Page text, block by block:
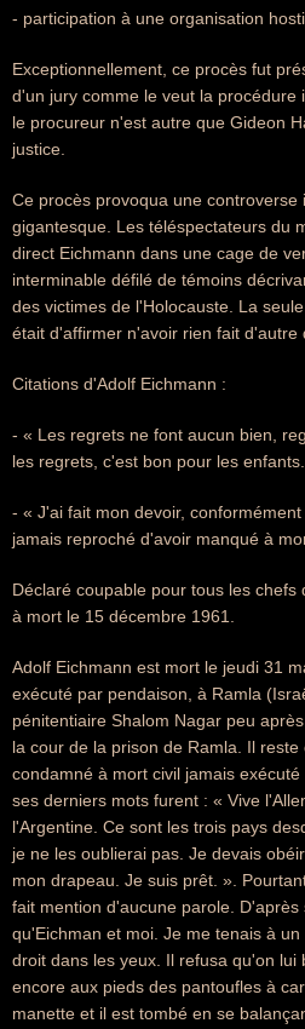
- participation à une organisation
Exceptionnellement, ce procès fut
d'un jury comme le veut la procédure
le procureur n'est autre que Gideon
justice.
Ce procès provoqua une
gigantesque. Les téléspectateurs du
direct Eichmann dans une cage de
interminable défilé de témoins
des victimes de l'Holocauste. La
était d'affirmer n'avoir rien fait d'autre
Citations d'Adolf Eichmann :
- « Les regrets ne font aucun bien,
les regrets, c'est bon pour les
- « J'ai fait mon devoir,
jamais reproché d'avoir manqué à
Déclaré coupable pour tous les
à mort le 15 décembre 1961.
Adolf Eichmann est mort le jeudi 31
exécuté par pendaison, à Ramla
pénitentiaire Shalom Nagar peu
la cour de la prison de Ramla. Il
condamné à mort civil jamais
ses derniers mots furent : « Vive
l'Argentine. Ce sont les trois pays
je ne les oublierai pas. Je devais
mon drapeau. Je suis prêt. ».
fait mention d'aucune parole.
qu'Eichman et moi. Je me tenais à
droit dans les yeux. Il refusa qu'on lui
encore aux pieds des pantoufles à
manette et il est tombé en se